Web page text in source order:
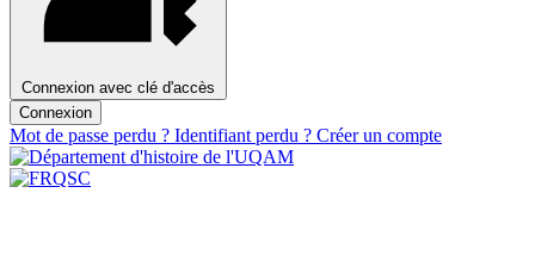
Connexion avec clé d'accès
Connexion
Mot de passe perdu ? Identifiant perdu ? Créer un compte